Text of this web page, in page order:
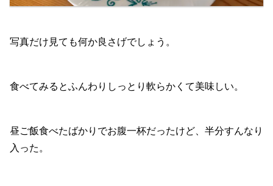
写真だけ見ても何か良さげでしょう。
食べてみるとふんわりしっとり軟らかくて美味しい。
昼ご飯食べたばかりでお腹一杯だったけど、半分すんなり
入った。